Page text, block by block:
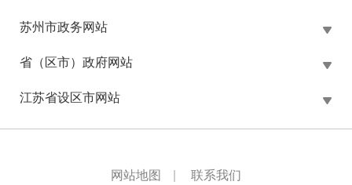
苏州市政务网站
省（区市）政府网站
江苏省设区市网站
网站地图 联系我们